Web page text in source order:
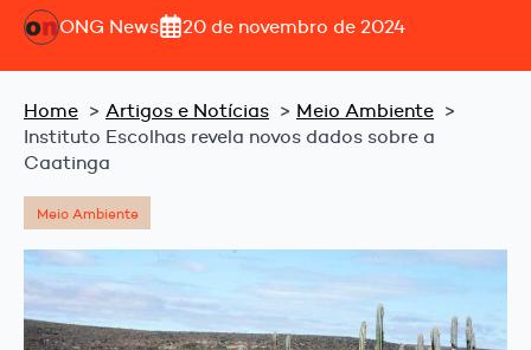
ONG News 20 de novembro de 2024
Home Artigos e Notícias
Meio Ambiente
Instituto Escolhas revela novos dados sobre a
Caatinga
Meio Ambiente